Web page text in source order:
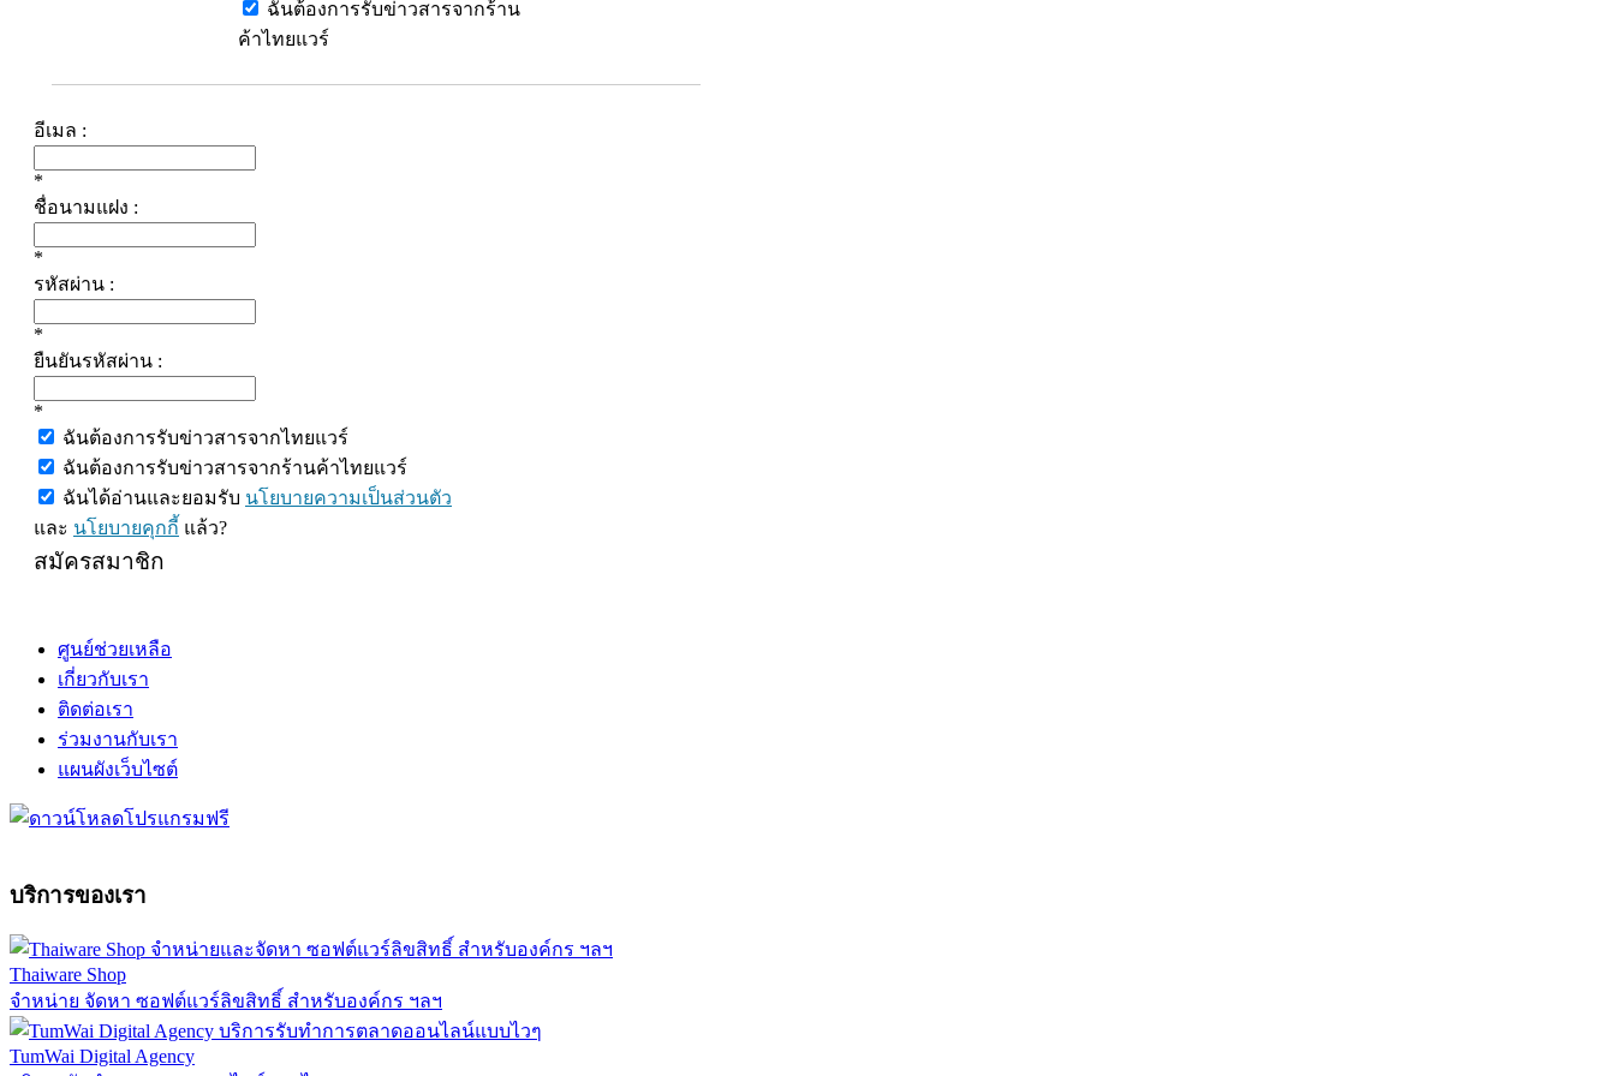
ฉันต้องการรับข่าวสารจากร้าน
ค้าไทยแวร์
อีเมล :
*
ชื่อนามแฝง :
*
รหัสผ่าน :
*
ยืนยันรหัสผ่าน :
*
ฉันต้องการรับข่าวสารจากไทยแวร์
ฉันต้องการรับข่าวสารจากร้านค้าไทยแวร์
ฉันได้อ่านและยอมรับ นโยบายความเป็นส่วนตัว
และ นโยบายคุกกี้ แล้ว?
สมัครสมาชิก
ศูนย์ช่วยเหลือ
เกี่ยวกับเรา
ติดต่อเรา
ร่วมงานกับเรา
แผนผังเว็บไซต์
บริการของเรา
Thaiware Shop
จำหน่าย จัดหา ซอฟต์แวร์ลิขสิทธิ์ สำหรับองค์กร ฯลฯ
TumWai Digital Agency